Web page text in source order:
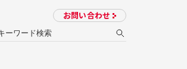
お問い合わせ